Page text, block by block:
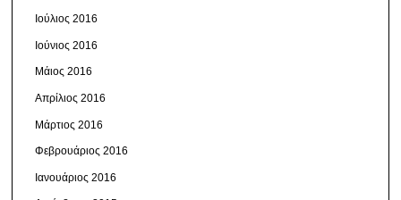
Ιούλιος 2016
Ιούνιος 2016
Μάιος 2016
Απρίλιος 2016
Μάρτιος 2016
Φεβρουάριος 2016
Ιανουάριος 2016